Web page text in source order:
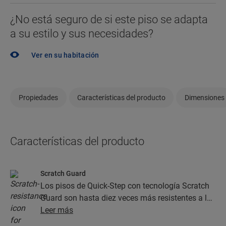
¿No está seguro de si este piso se adapta
a su estilo y sus necesidades?
Ver en su habitación
Propiedades Características del producto Dimensiones
Características del producto
Scratch Guard
Los pisos de Quick-Step con tecnología Scratch
Guard son hasta diez veces más resistentes a las
rayaduras que los pisos sin este tipo de acabado.
Leer más